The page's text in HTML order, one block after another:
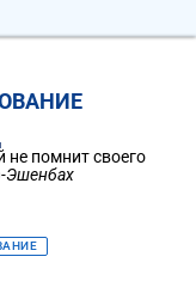
не помнит своего
Эшенбах